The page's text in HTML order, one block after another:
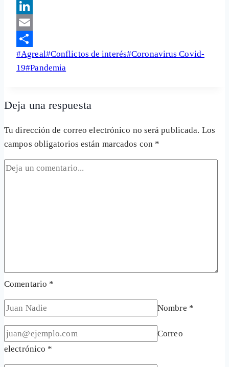
Facebook
LinkedIn
Email
Share
Etiquetas
de
#Agreal#Conflictos de interés#Coronavirus Covid-
19#Pandemia
Deja una respuesta
Tu dirección de correo electrónico no será publicada. Los
campos obligatorios están marcados con *
Comentario *
Nombre *
Correo
electrónico *